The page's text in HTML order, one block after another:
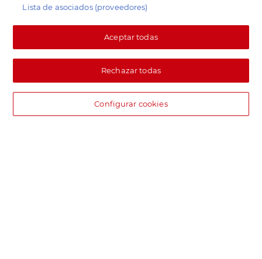
Lista de asociados (proveedores)
Aceptar todas
Rechazar todas
Configurar cookies